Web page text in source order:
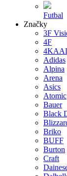
Futbal
Značky
3F
4F
Adidas
Alpina
Arena
Asics
Atomic
Bauer
Black
Briko
BUFF
Burton
Craft